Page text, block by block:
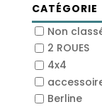
CATÉGORIE
Non
2 ROUES
4x4
Berline